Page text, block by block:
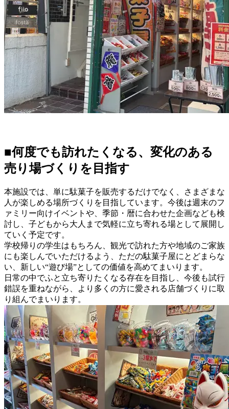
■何度でも訪れたくなる、変化のある
売り場づくりを目指す
本施設では、単に駄菓子を販売するだけでなく、さまざまな
人が楽しめる場所づくりを目指しています。今後は週末のフ
ァミリー向けイベントや、季節・暦に合わせた企画なども検
討し、子どもから大人まで気軽に立ち寄れる場として展開し
ていく予定です。
学校帰りの学生はもちろん、観光で訪れた方や地域のご家族
にも楽しんでいただけるよう、ただの駄菓子屋にとどまらな
い、新しい“遊び場”としての価値を高めてまいります。
日常の中でふと立ち寄りたくなる存在を目指し、今後も試行
錯誤を重ねながら、より多くの方に愛される店舗づくりに取
り組んでまいります。